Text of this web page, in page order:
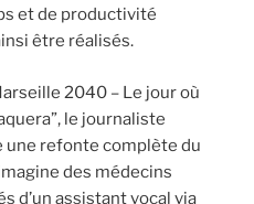
et de productivité
être réalisés.
2040 – Le jour où
le journaliste
une refonte complète du
des médecins
d’un assistant vocal via